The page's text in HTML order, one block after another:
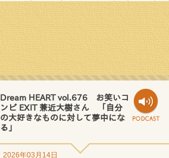
Dream HEART vol.676 お笑いコ
ンビ EXIT 兼近大樹さん 「自分
の大好きなものに対して夢中にな
る」
2026年03月14日